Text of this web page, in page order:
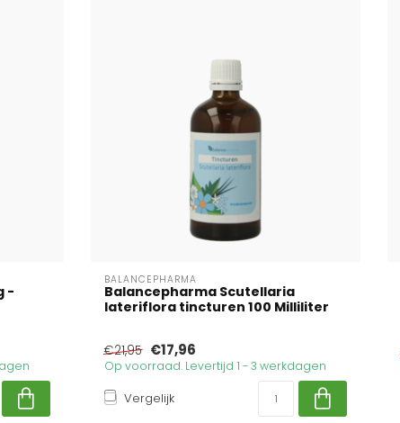
-
BALANCEPHARMA
Balancepharma Scutellaria
lateriflora tincturen 100 Milliliter
€21,95 €17,96
Op voorraad. Levertijd 1 - 3 werkdagen
Vergelijk